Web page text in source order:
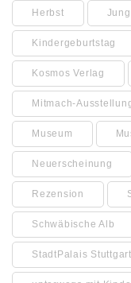
Herbst
Kindergeburtstag
Kosmos Verlag
Mitmach-
Museum
Neuerscheinung
Rezension
Schwäbische Alb
StadtPalais Stuttgart